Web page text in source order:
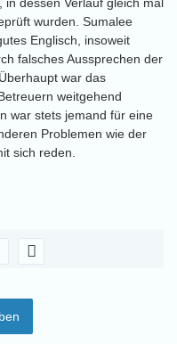
wurden. Sumalee
Englisch, insoweit
falsches Aussprechen der
war das
weitgehend
war stets jemand für eine
Problemen wie der
sich reden.